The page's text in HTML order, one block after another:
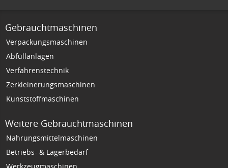
Gebrauchtmaschinen
Verpackungsmaschinen
Abfüllanlagen
Verfahrenstechnik
Zerkleinerungsmaschinen
Kunststoffmaschinen
Weitere Gebrauchtmaschinen
Nahrungsmittelmaschinen
Betriebs- & Lagerbedarf